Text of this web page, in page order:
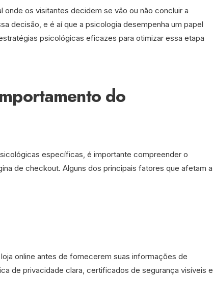
os visitantes decidem se vão ou não concluir a
decisão, e é aí que a psicologia desempenha um papel
psicológicas eficazes para otimizar essa etapa
do
específicas, é importante compreender o
de checkout. Alguns dos principais fatores que afetam a
online antes de fornecerem suas informações de
de privacidade clara, certificados de segurança visíveis e